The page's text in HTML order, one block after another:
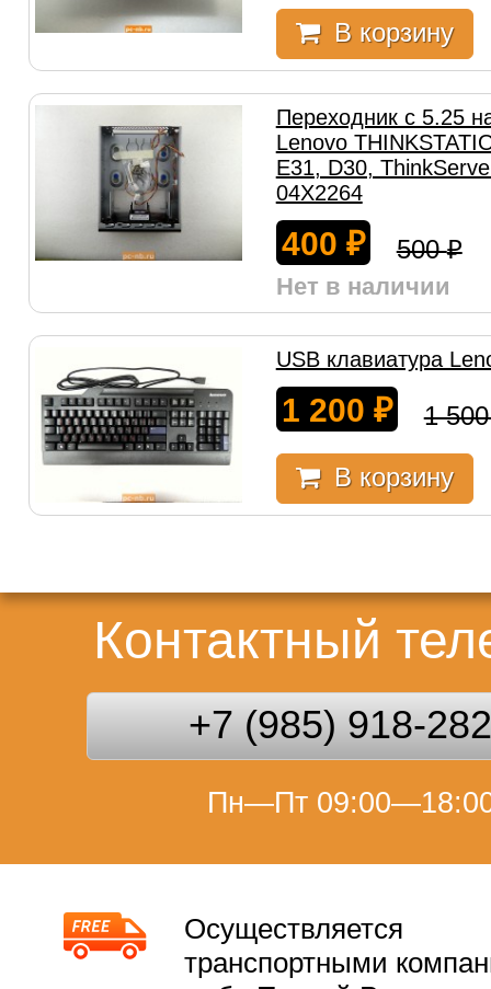
В корзину
Переходник с 5.25
Lenovo
E31, D30,
04X2264
400 ₽ 500₽
Нет в наличии
USB клавиатура
1 200 ₽ 1
В корзину
Контактный
+7 (985) 918-
Пн—Пт
Осуществляется
транспортными